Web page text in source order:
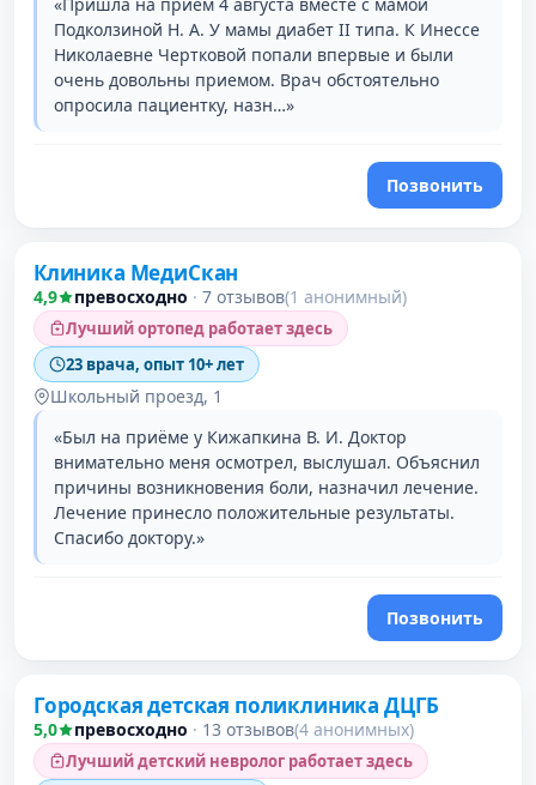
Подколзиной Н. А. У мамы диабет II типа. К Инессе
Николаевне Чертковой попали впервые и были
очень довольны приемом. Врач обстоятельно
опросила пациентку, назн…»
Позвонить
Клиника МедиСкан
4,9 превосходно · 7 отзывов(1 анонимный)
Лучший ортопед работает здесь
23 врача, опыт 10+ лет
Школьный проезд, 1
«Был на приёме у Кижапкина В. И. Доктор
внимательно меня осмотрел, выслушал. Объяснил
причины возникновения боли, назначил лечение.
Лечение принесло положительные результаты.
Спасибо доктору.»
Позвонить
Городская детская поликлиника ДЦГБ
5,0 превосходно · 13 отзывов(4 анонимных)
Лучший детский невролог работает здесь